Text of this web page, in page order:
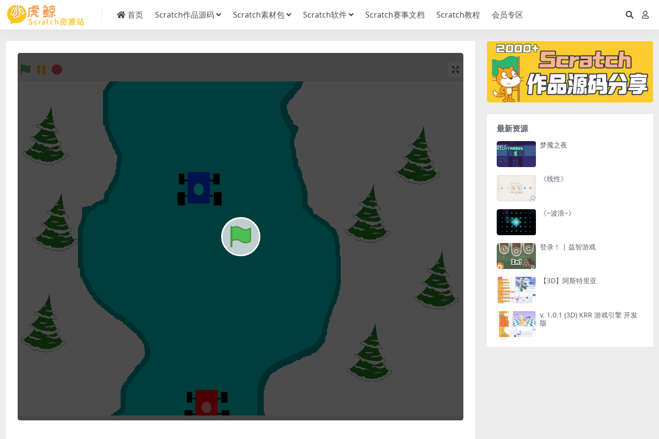
首页 Scratch作品源码 Scratch素材包 Scratch软件 Scratch赛事文档 Scratch教程 会员专区
最新资源
梦魇之夜
《线性》
《~波浪~》
登录！ | 益智游戏
【3D】阿斯特里亚
v. 1.0.1 (3D) KRR 游戏引擎 开发
版